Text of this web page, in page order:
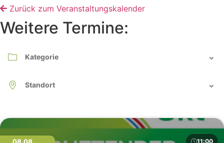
Zurück zum Veranstaltungskalender
Weitere Termine:
11:00